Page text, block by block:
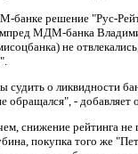
решение "Рус-
МДМ-банка
не
о ликвидности
обращался", - добавляет
снижение рейтинга не
покупка того же